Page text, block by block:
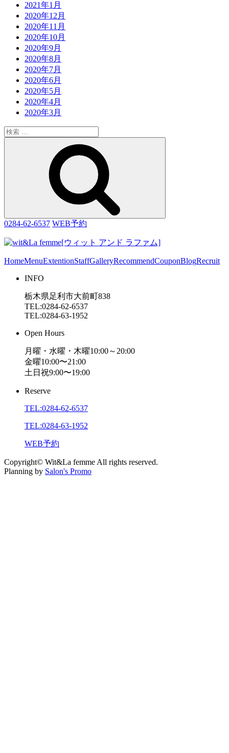
2021年1月
2020年12月
2020年11月
2020年10月
2020年9月
2020年8月
2020年7月
2020年6月
2020年5月
2020年4月
2020年3月
検
索:
0284-62-6537 WEB予約
HomeMenuExtentionStaffGalleryRecommendCouponBlogRecruit
INFO
栃木県足利市大前町838
TEL:0284-62-6537
TEL:0284-63-1952
Open Hours
月曜・水曜・木曜10:00～20:00
金曜10:00〜21:00
土日祝9:00〜19:00
Reserve
TEL:0284-62-6537
TEL:0284-63-1952
WEB予約
Copyright© Wit&La femme All rights reserved.
Planning by Salon's Promo